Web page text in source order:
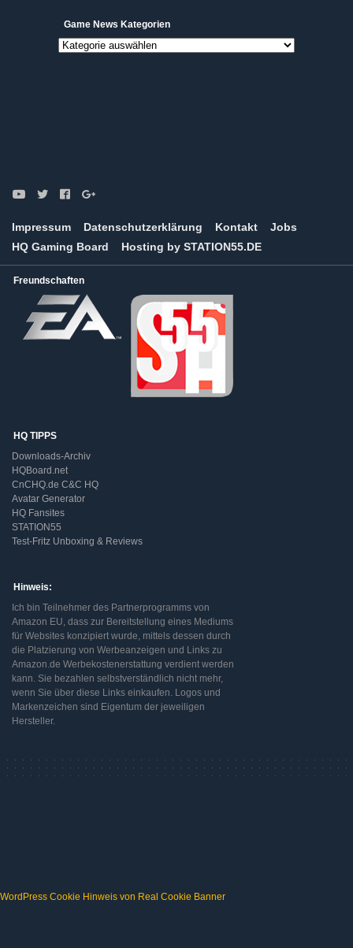
Game News Kategorien
Game
Impressum Datenschutzerklärung Kontakt
Jobs
HQ Gaming Board
Hosting by STATION55.DE
Freundschaften
HQ TIPPS
Downloads-Archiv
HQBoard.net
CnCHQ.de C&C HQ
Avatar Generator
HQ Fansites
STATION55
Test-Fritz Unboxing & Reviews
Hinweis:
Ich bin Teilnehmer des Partnerprogramms von
Amazon EU, dass zur Bereitstellung eines Mediums
für Websites konzipiert wurde, mittels dessen durch
die Platzierung von Werbeanzeigen und Links zu
Amazon.de Werbekostenerstattung verdient werden
kann. Sie bezahlen selbstverständlich nicht mehr,
wenn Sie über diese Links einkaufen. Logos und
Markenzeichen sind Eigentum der jeweiligen
Hersteller.
WordPress Cookie Hinweis von Real Cookie Banner